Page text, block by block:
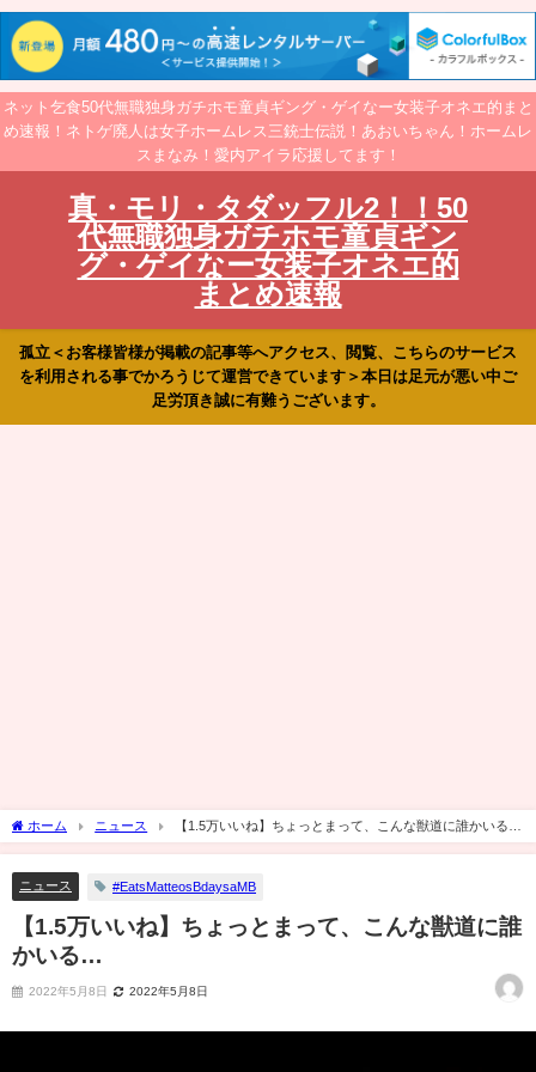
ネット乞食50代無職独身ガチホモ童貞ギング・ゲイなー女装子オネエ的まと
め速報！ネトゲ廃人は女子ホームレス三銃士伝説！あおいちゃん！ホームレ
スまなみ！愛内アイラ応援してます！
真・モリ・タダッフル2！！50
代無職独身ガチホモ童貞ギン
グ・ゲイなー女装子オネエ的
まとめ速報
孤立＜お客様皆様が掲載の記事等へアクセス、閲覧、こちらのサービス
を利用される事でかろうじて運営できています＞本日は足元が悪い中ご
足労頂き誠に有難うございます。
ホーム ニュース 【1.5万いいね】ちょっとまって、こんな獣道に誰かいる…
ニュース #EatsMatteosBdaysaMB
【1.5万いいね】ちょっとまって、こんな獣道に誰
かいる…
2022年5月8日 2022年5月8日